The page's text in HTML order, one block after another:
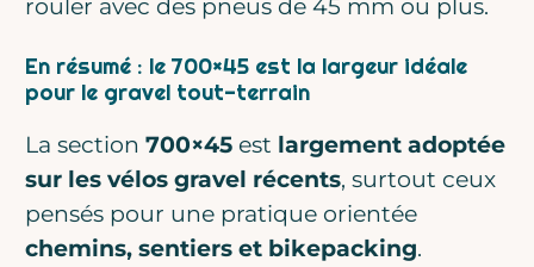
rouler avec des pneus de 45 mm ou plus.
En résumé : le 700×45 est la largeur idéale
pour le gravel tout-terrain
La section700×45 est largement adoptée
sur les vélos gravel récents, surtout ceux
pensés pour une pratique orientée
chemins, sentiers et bikepacking.